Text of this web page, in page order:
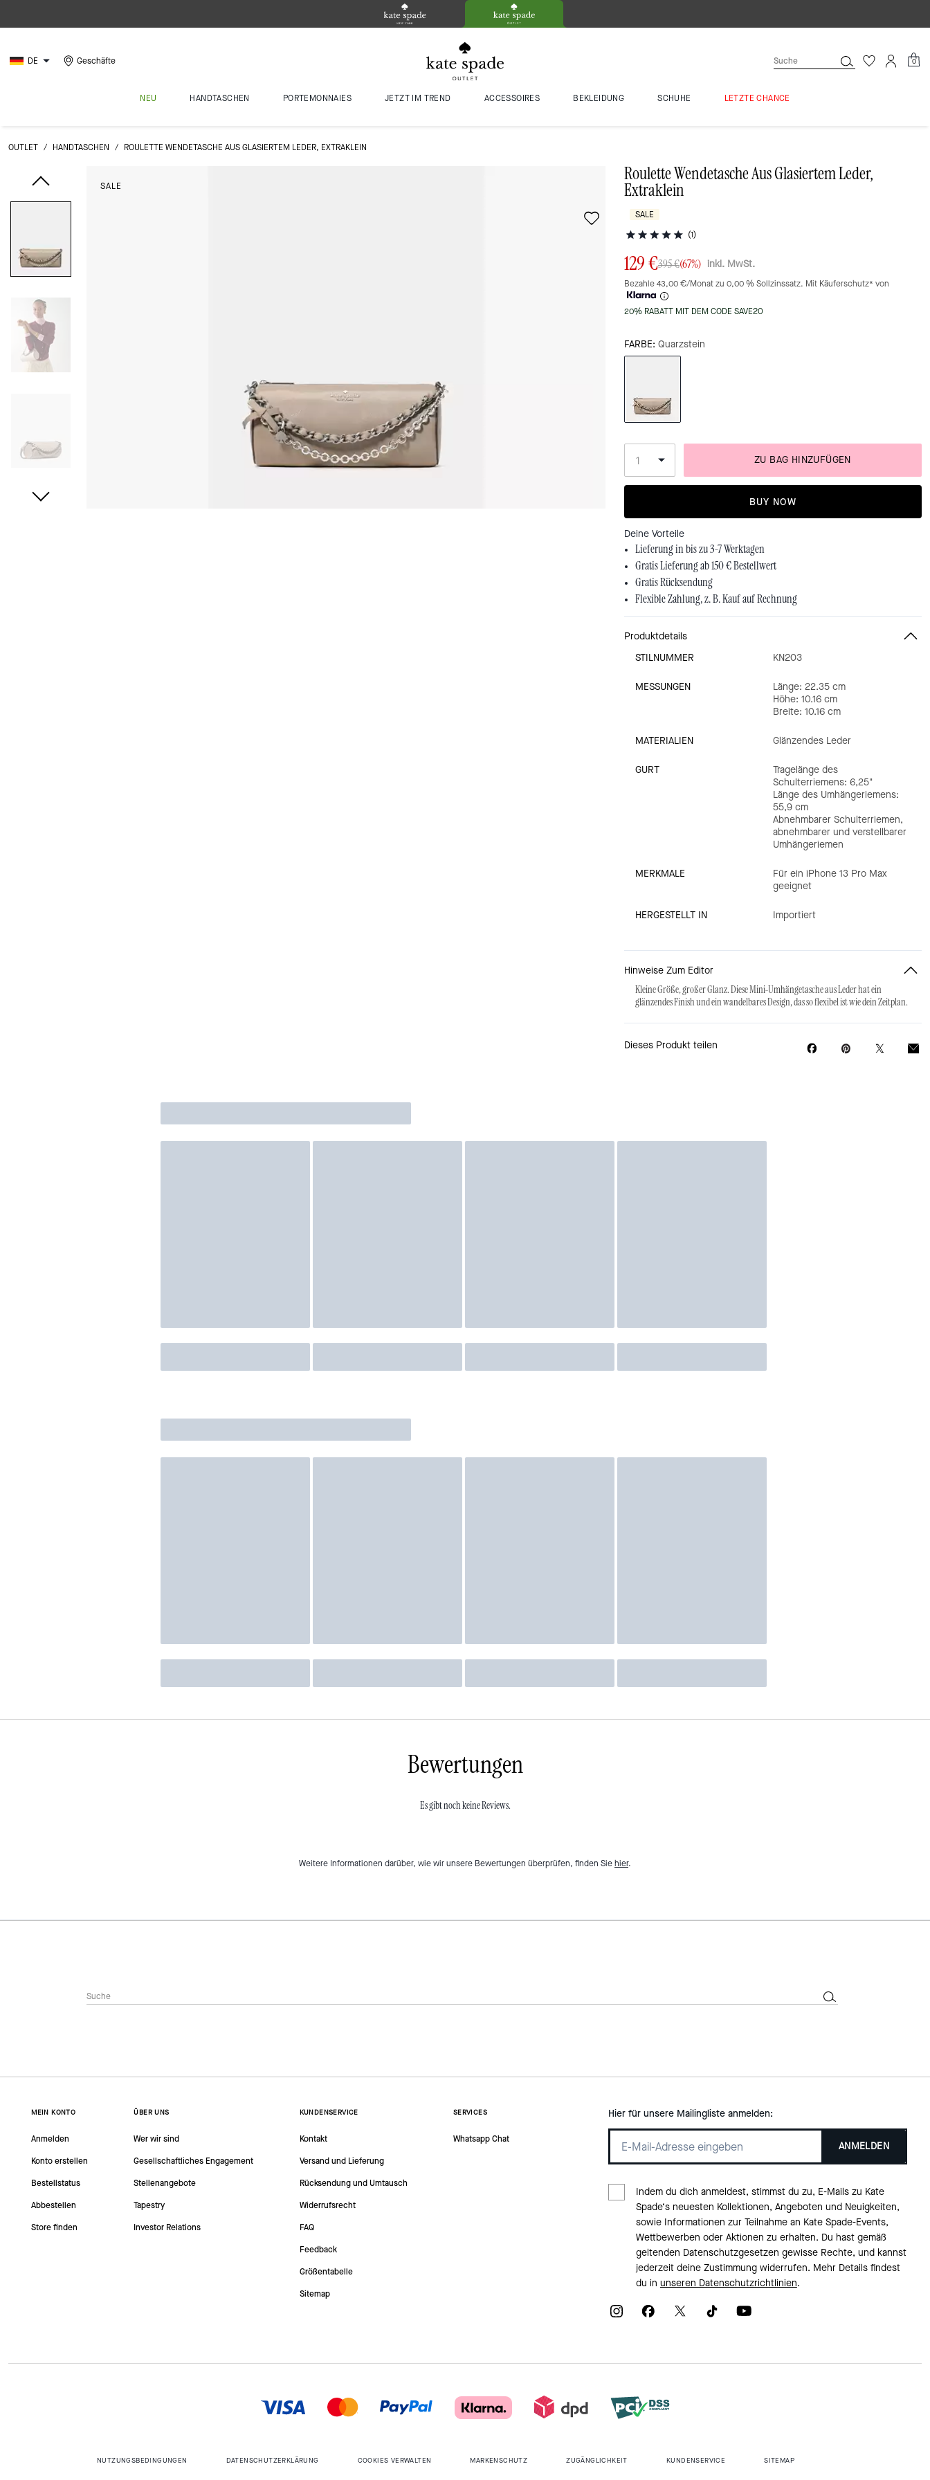
DE Geschäfte 0
NEU HANDTASCHEN PORTEMONNAIES JETZT IM TREND ACCESSOIRES BEKLEIDUNG SCHUHE LETZTE CHANCE
OUTLET / HANDTASCHEN / ROULETTE WENDETASCHE AUS GLASIERTEM LEDER, EXTRAKLEIN
SALE
Roulette Wendetasche Aus Glasiertem Leder,
Extraklein
SALE
(1)
129 €395 €(67%) inkl. MwSt.
Bezahle 43,00 €/Monat zu 0,00 % Sollzinssatz. Mit Käuferschutz* von
20% RABATT MIT DEM CODE SAVE20
FARBE: Quarzstein
ZU BAG HINZUFÜGEN
BUY NOW
Deine Vorteile
Lieferung in bis zu 3-7 Werktagen
Gratis Lieferung ab 150 € Bestellwert
Gratis Rücksendung
Flexible Zahlung, z. B. Kauf auf Rechnung
Produktdetails
STILNUMMER
KN203
MESSUNGEN
Länge: 22.35 cm
Höhe: 10.16 cm
Breite: 10.16 cm
MATERIALIEN Glänzendes Leder
GURT
Tragelänge des
Schulterriemens: 6,25"
Länge des Umhängeriemens:
55,9 cm
Abnehmbarer Schulterriemen,
abnehmbarer und verstellbarer
Umhängeriemen
MERKMALE
Für ein iPhone 13 Pro Max
geeignet
HERGESTELLT IN Importiert
Hinweise Zum Editor
Kleine Größe, großer Glanz. Diese Mini-Umhängetasche aus Leder hat ein
glänzendes Finish und ein wandelbares Design, das so flexibel ist wie dein Zeitplan.
Dieses Produkt teilen
Bewertungen
Es gibt noch keine Reviews.
Weitere Informationen darüber, wie wir unsere Bewertungen überprüfen, finden Siehier.
MEIN KONTO
Anmelden
Konto erstellen
Bestellstatus
Abbestellen
Store finden
ÜBER UNS
Wer wir sind
Gesellschaftliches Engagement
Stellenangebote
Tapestry
Investor Relations
KUNDENSERVICE
Kontakt
Versand und Lieferung
Rücksendung und Umtausch
Widerrufsrecht
FAQ
Feedback
Größentabelle
Sitemap
SERVICES
Whatsapp Chat
Hier für unsere Mailingliste anmelden:
ANMELDEN
Indem du dich anmeldest, stimmst du zu, E-Mails zu Kate
Spade‘s neuesten Kollektionen, Angeboten und Neuigkeiten,
sowie Informationen zur Teilnahme an Kate Spade-Events,
Wettbewerben oder Aktionen zu erhalten. Du hast gemäß
geltenden Datenschutzgesetzen gewisse Rechte, und kannst
jederzeit deine Zustimmung widerrufen. Mehr Details findest
du in unseren Datenschutzrichtlinien.
NUTZUNGSBEDINGUNGEN DATENSCHUTZERKLÄRUNG COOKIES VERWALTEN MARKENSCHUTZ ZUGÄNGLICHKEIT KUNDENSERVICE SITEMAP